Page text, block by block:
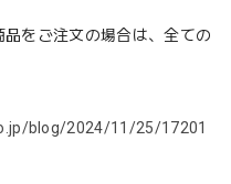
品をご注文の場合は、全ての
blog/2024/11/25/17201